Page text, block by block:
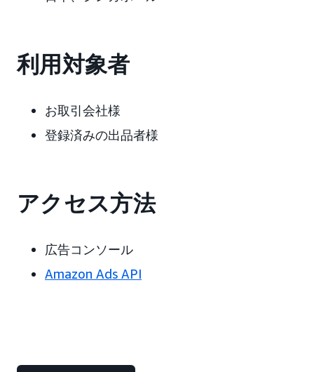
利用対象者
お取引会社様
登録済みの出品者様
アクセス方法
広告コンソール
Amazon Ads API